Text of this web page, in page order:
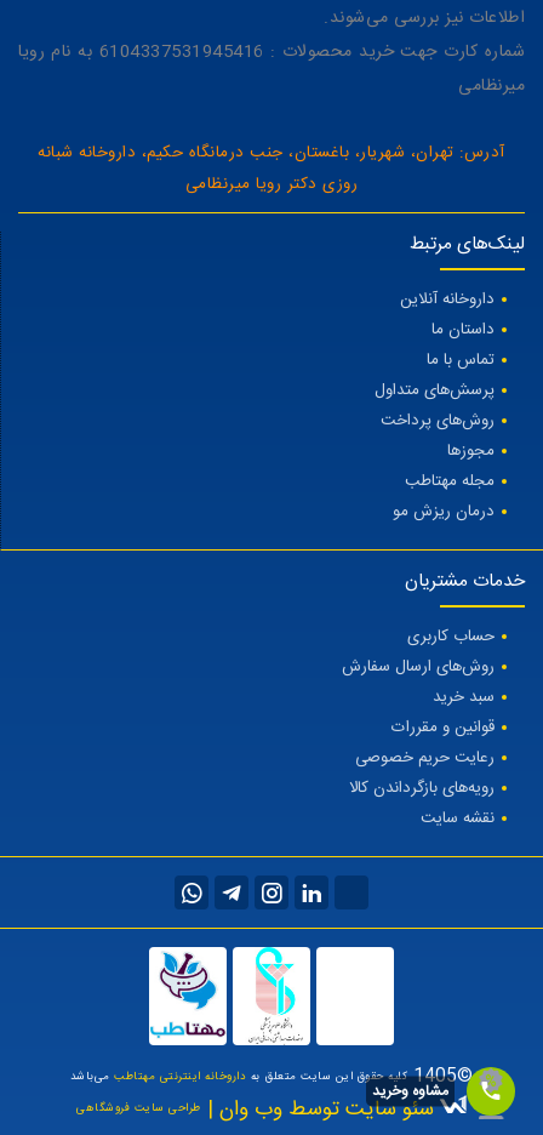
اطلاعات نیز بررسی می‌شوند.
شماره کارت جهت خرید محصولات : 6104337531945416 به نام رویا
میرنظامی
آدرس: تهران، شهریار، باغستان، جنب درمانگاه حکیم، داروخانه شبانه
روزی دکتر رویا میرنظامی
لینک‌های مرتبط
داروخانه آنلاین
داستان ما
تماس با ما
پرسش‌های متداول
روش‌های پرداخت
مجوزها
مجله مهتاطب
درمان ریزش مو
خدمات مشتریان
حساب کاربری
روش‌های ارسال سفارش
سبد خرید
قوانین و مقررات
رعایت حریم خصوصی
رویه‌های بازگرداندن کالا
نقشه سایت
©1405 کلیه حقوق این سایت متعلق به داروخانه اینترنتی مهتاطبمی‌باشد
سئو سایت توسط وب وان | طراحی سایت فروشگاهی
مشاوه وخرید